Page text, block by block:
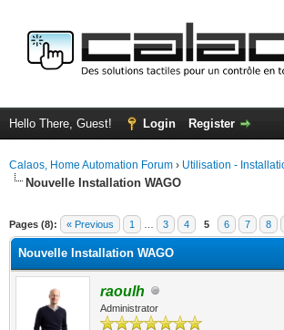
Hello There, Guest! Login Register
Calaos, Home Automation Forum › Utilisation -
Nouvelle Installation WAGO
Pages (8): « Previous 1 3 4 5 6 7 8
Nouvelle Installation WAGO
raoulh
Administrator